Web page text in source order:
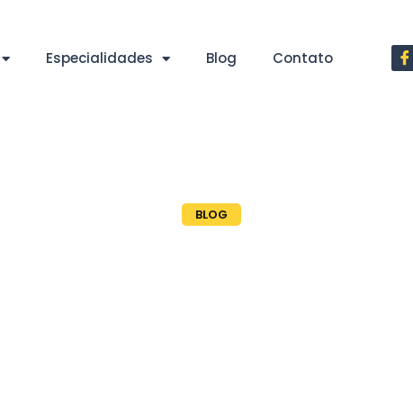
Especialidades Blog Contato
BLOG